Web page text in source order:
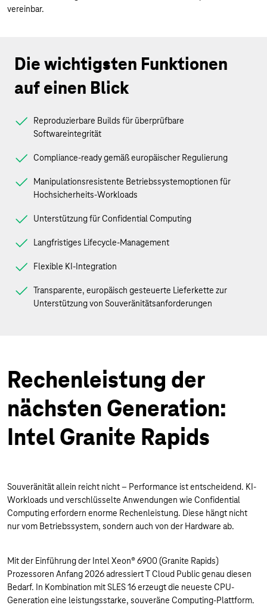
vereinbar.
Die wichtigsten Funktionen
auf einen Blick
Reproduzierbare Builds für überprüfbare
Softwareintegrität
Compliance-ready gemäß europäischer Regulierung
Manipulationsresistente Betriebssystemoptionen für
Hochsicherheits-Workloads
Unterstützung für Confidential Computing
Langfristiges Lifecycle-Management
Flexible KI-Integration
Transparente, europäisch gesteuerte Lieferkette zur
Unterstützung von Souveränitätsanforderungen
Rechenleistung der
nächsten Generation:
Intel Granite Rapids
Souveränität allein reicht nicht – Performance ist entscheidend. KI-
Workloads und verschlüsselte Anwendungen wie Confidential
Computing erfordern enorme Rechenleistung. Diese hängt nicht
nur vom Betriebssystem, sondern auch von der Hardware ab.
Mit der Einführung der Intel Xeon® 6900 (Granite Rapids)
Prozessoren Anfang 2026 adressiert T Cloud Public genau diesen
Bedarf. In Kombination mit SLES 16 erzeugt die neueste CPU-
Generation eine leistungsstarke, souveräne Computing-Plattform.